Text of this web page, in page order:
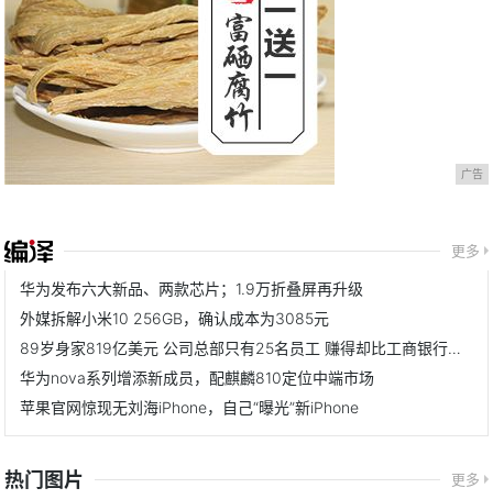
广告
更多
华为发布六大新品、两款芯片；1.9万折叠屏再升级
外媒拆解小米10 256GB，确认成本为3085元
89岁身家819亿美元 公司总部只有25名员工 赚得却比工商银行还多
华为nova系列增添新成员，配麒麟810定位中端市场
苹果官网惊现无刘海iPhone，自己“曝光”新iPhone
热门图片 更多